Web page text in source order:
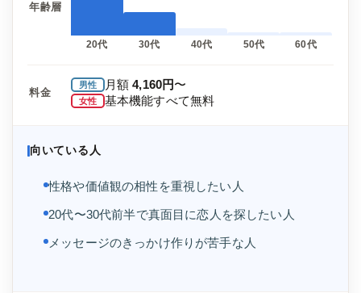
年齢層
20代 30代 40代 50代 60代
料金
男性 月額4,160円〜
女性 基本機能すべて無料
向いている人
性格や価値観の相性を重視したい人
20代〜30代前半で真面目に恋人を探したい人
メッセージのきっかけ作りが苦手な人